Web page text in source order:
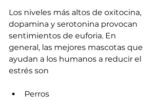
Los niveles más altos de oxitocina,
dopamina y serotonina provocan
sentimientos de euforia. En
general, las mejores mascotas que
ayudan a los humanos a reducir el
estrés son
Perros